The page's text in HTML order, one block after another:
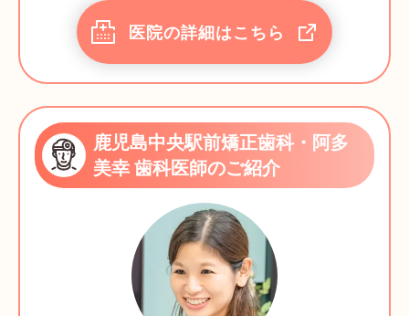
医院の詳細はこちら
鹿児島中央駅前矯正歯科・阿多
美幸 歯科医師のご紹介